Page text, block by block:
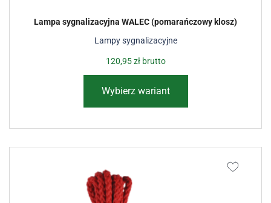
Lampy sygnalizacyjne
Lampa sygnalizacyjna WALEC (pomarańczowy klosz)
120,95złbrutto
Wybierz wariant